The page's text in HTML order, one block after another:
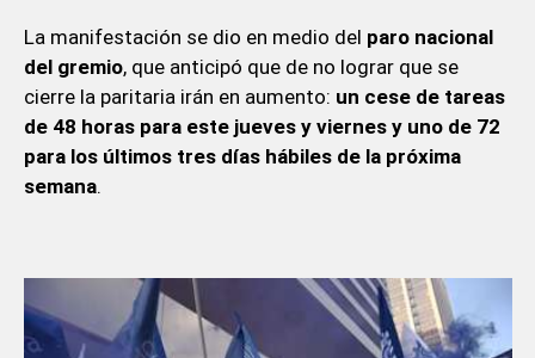
La manifestación se dio en medio del paro nacional
del gremio, que anticipó que de no lograr que se
cierre la paritaria irán en aumento: un cese de tareas
de 48 horas para este jueves y viernes y uno de 72
para los últimos tres días hábiles de la próxima
semana.